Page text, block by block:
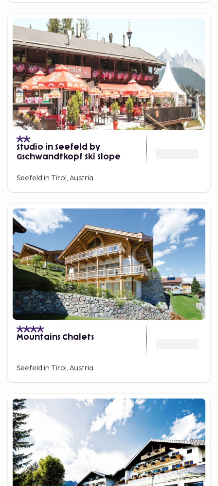
Studio in Seefeld by
Gschwandtkopf Ski Slope
Seefeld in Tirol, Austria
Mountains Chalets
Seefeld in Tirol, Austria